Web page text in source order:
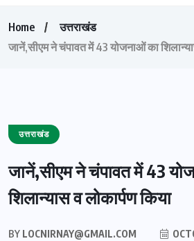
Home
उत्तराखंड
जानें,सीएम ने चंपावत में 43 योजनाओं का
उत्तराखंड
जानें,सीएम ने चंपावत में 43
शिलान्यास व लोकार्पण किया
BY LOCNIRNAY@GMAIL.COM